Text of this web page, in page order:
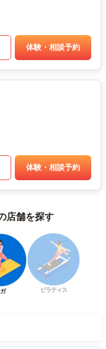
体験・相談予約
体験・相談予約
店舗を探す
ピラティス